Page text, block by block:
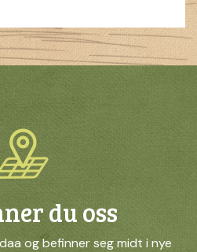
du oss
og befinner seg midt i nye